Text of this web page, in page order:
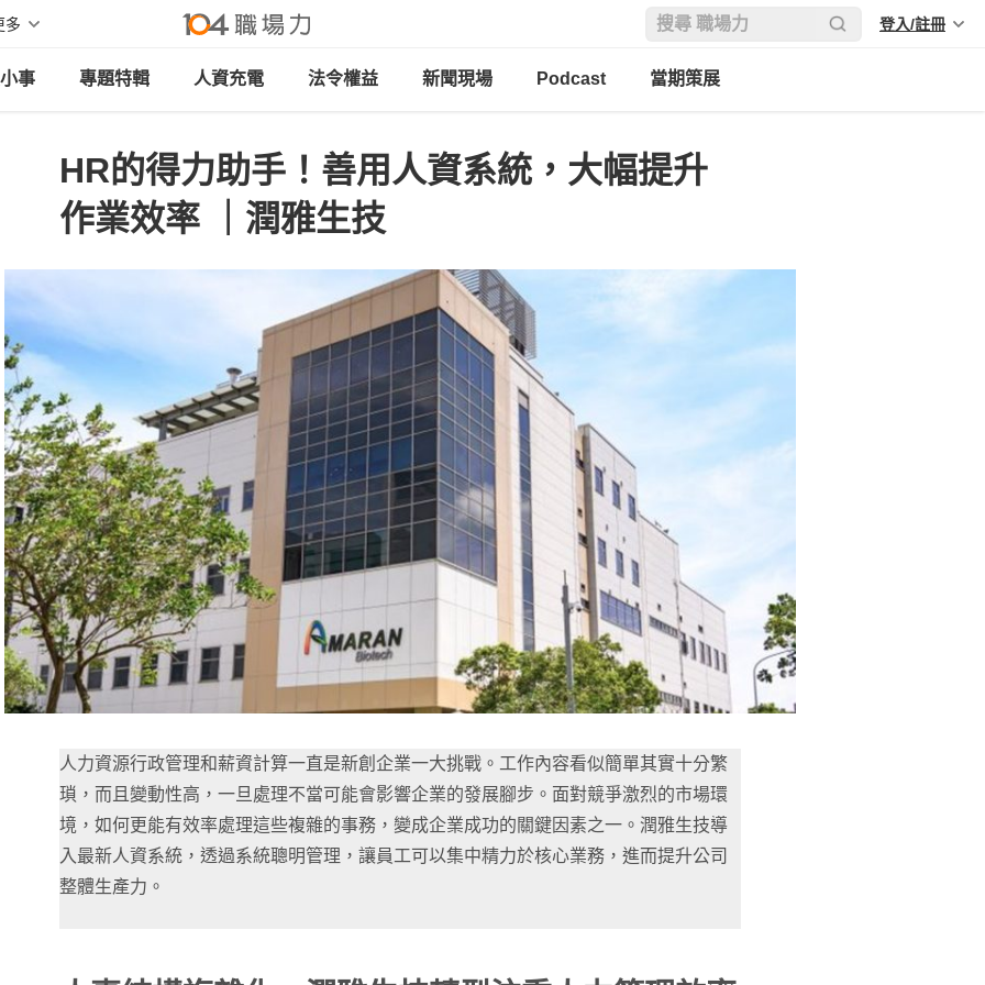
多 登入/註冊
事 專題特輯 人資充電 法令權益 新聞現場 Podcast 當期策展
HR的得力助手！善用人資系統，大幅提升
作業效率 ｜潤雅生技
人力資源行政管理和薪資計算一直是新創企業一大挑戰。工作內容看似簡單其實十分繁
瑣，而且變動性高，一旦處理不當可能會影響企業的發展腳步。面對競爭激烈的市場環
境，如何更能有效率處理這些複雜的事務，變成企業成功的關鍵因素之一。潤雅生技導
入最新人資系統，透過系統聰明管理，讓員工可以集中精力於核心業務，進而提升公司
整體生產力。